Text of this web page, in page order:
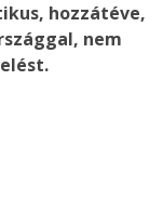
hozzátéve,
nem